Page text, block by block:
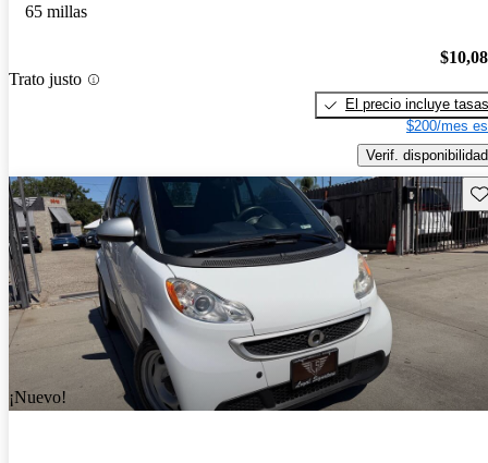
65 millas
Trato justo
El precio incluye tasas
$200/mes
Verif. disponibilidad
¡Nuevo!